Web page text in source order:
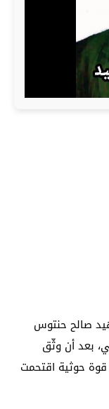
صالح حنتوس
بعد أن وثّق
حوثية اقتحمت